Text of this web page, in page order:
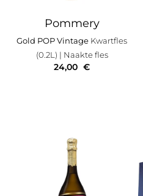
Pommery
Gold POP Vintage Kwartfles
(0.2L) | Naakte fles
24,00 €